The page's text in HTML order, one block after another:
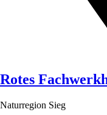
Rotes
Naturregion Sieg